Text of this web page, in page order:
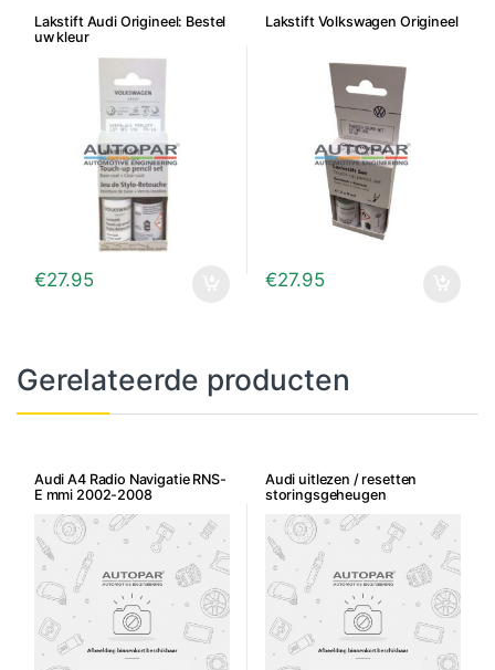
Lakstift Audi Origineel: Bestel
uw kleur
€27.95
Lakstift Volkswagen Origineel
€27.95
Gerelateerde producten
Audi A4 Radio Navigatie RNS-
E mmi 2002-2008
Audi uitlezen / resetten
storingsgeheugen